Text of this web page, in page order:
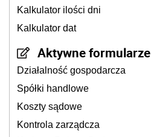
Kalkulator ilości dni
Kalkulator dat
Aktywne formularze
Działalność gospodarcza
Spółki handlowe
Koszty sądowe
Kontrola zarządcza